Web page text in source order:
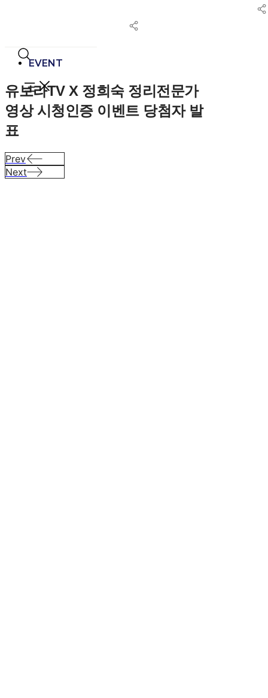
뛰
기
EVENT
유보라TV X 정희숙 정리전문가
영상 시청인증 이벤트 당첨자 발
표
Prev
Next